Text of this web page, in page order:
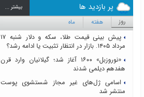
پر بازدید ها بيشتر ...
روز هفته ماه
پیش بینی قیمت طلا، سکه و دلار شنبه ۱۷
مرداد ۱۴۰۵. بازار در انتظار تثبیت یا ادامه رشد؟
«نوروزبل» ۱۶۰۰ آغاز شد؛ گیلانیان وارد قرن
هفدهم دیلمی شدند
اسامی ژل‌های غیر مجاز شستشوی پوست
منتشر شد